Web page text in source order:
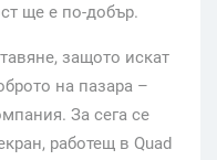
ще е по-добър.
защото искат
на пазара –
За сега се
работещ в Quad